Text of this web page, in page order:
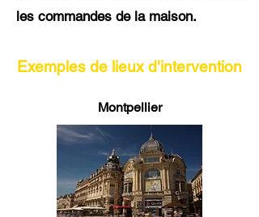
les commandes de la maison.
Exemples de lieux d'intervention
Montpellier